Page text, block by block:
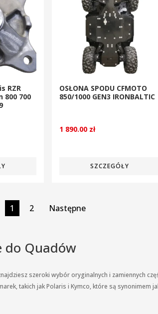
RZR
800 700
OSŁONA SPODU CFMOTO
850/1000 GEN3 IRONBALTIC
1 890.00 zł
SZCZEGÓŁY
1 2 Następne
do Quadów
szeroki wybór oryginalnych i zamiennych
takich jak Polaris i Kymco, które są synonimem